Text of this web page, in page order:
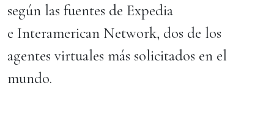
según las fuentes de Expedia
e Interamerican Network, dos de los
agentes virtuales más solicitados en el
mundo.